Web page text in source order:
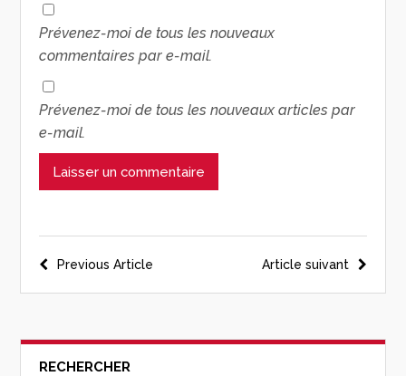
Prévenez-moi de tous les nouveaux
commentaires par e-mail.
Prévenez-moi de tous les nouveaux articles par
e-mail.
Article suivant
Previous Article
RECHERCHER